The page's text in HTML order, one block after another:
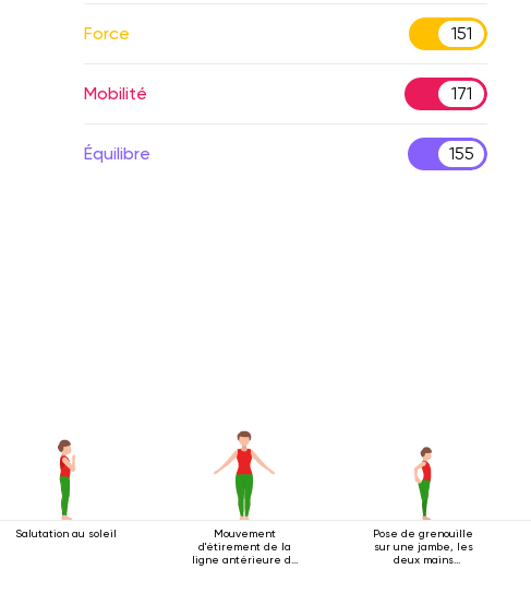
Force 151
Mobilité 171
Équilibre 155
Salutation au soleil
Mouvement
d'étirement de la
ligne antérieure du
Pose de grenouille
sur une jambe, les
deux mains